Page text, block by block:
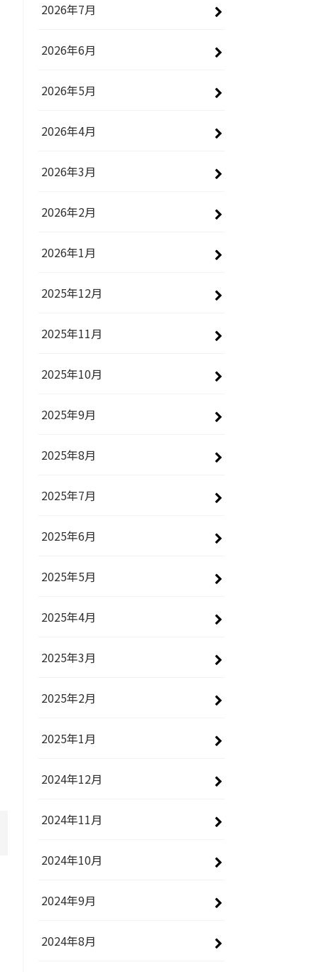
2026年7月
2026年6月
2026年5月
2026年4月
2026年3月
2026年2月
2026年1月
2025年12月
2025年11月
2025年10月
2025年9月
2025年8月
2025年7月
2025年6月
2025年5月
2025年4月
2025年3月
2025年2月
2025年1月
2024年12月
2024年11月
2024年10月
2024年9月
2024年8月